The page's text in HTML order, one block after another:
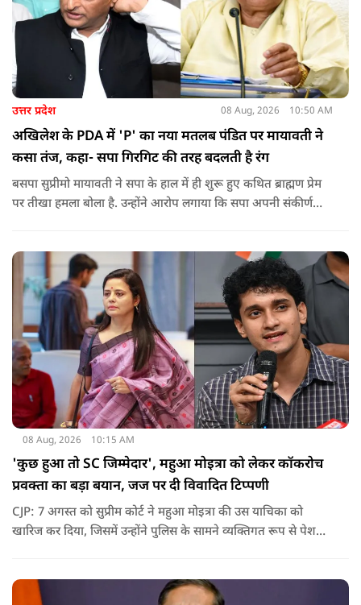
उत्तर प्रदेश 08 Aug, 2026 10:50 AM
अखिलेश के PDA में 'P' का नया मतलब पंडित पर मायावती ने
कसा तंज, कहा- सपा गिरगिट की तरह बदलती है रंग
बसपा सुप्रीमो मायावती ने सपा के हाल में ही शुरू हुए कथित ब्राह्मण प्रेम
पर तीखा हमला बोला है. उन्होंने आरोप लगाया कि सपा अपनी संकीर्ण
08 Aug, 2026 10:15 AM
'कुछ हुआ तो SC जिम्मेदार', महुआ मोइत्रा को लेकर कॉकरोच
प्रवक्ता का बड़ा बयान, जज पर दी विवादित टिप्पणी
CJP: 7 अगस्त को सुप्रीम कोर्ट ने महुआ मोइत्रा की उस याचिका को
खारिज कर दिया, जिसमें उन्होंने पुलिस के सामने व्यक्तिगत रूप से पेश
केंद्र बन गई है.